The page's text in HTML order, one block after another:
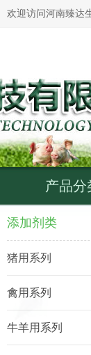
欢迎访问河南臻达
产品分
添加剂类
猪用系列
禽用系列
牛羊用系列